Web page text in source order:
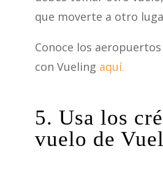
que moverte a otro
Conoce los
con Vueling aquí.
5. Usa los
vuelo de